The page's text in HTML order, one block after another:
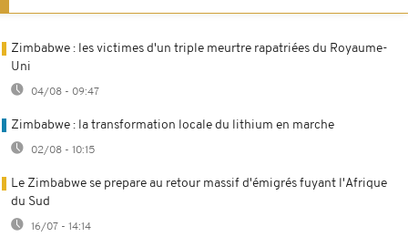
Zimbabwe : les victimes d'un triple meurtre rapatriées du Royaume-
Uni
04/08 - 09:47
Zimbabwe : la transformation locale du lithium en marche
02/08 - 10:15
Le Zimbabwe se prepare au retour massif d'émigrés fuyant l'Afrique
du Sud
16/07 - 14:14